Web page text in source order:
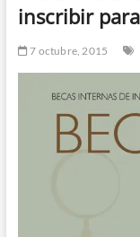
inscribir
7 octubre, 2015